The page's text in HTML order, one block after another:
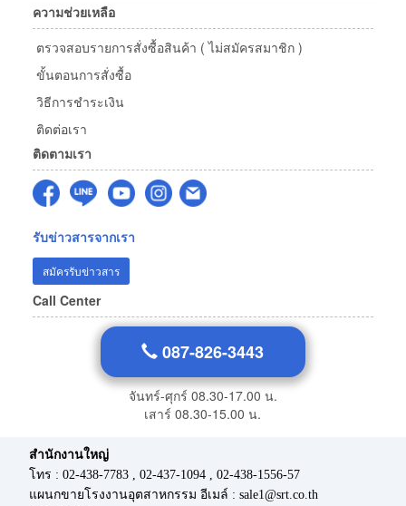
ความช่วยเหลือ
ตรวจสอบรายการสั่งซื้อสินค้า ( ไม่สมัครสมาชิก )
ขั้นตอนการสั่งซื้อ
วิธีการชำระเงิน
ติดต่อเรา
ติดตามเรา
รับข่าวสารจากเรา
สมัครรับข่าวสาร
Call Center
087-826-3443
จันทร์-ศุกร์ 08.30-17.00 น.
เสาร์ 08.30-15.00 น.
สำนักงานใหญ่
โทร : 02-438-7783 , 02-437-1094 , 02-438-1556-57
แผนกขายโรงงานอุตสาหกรรม อีเมล์ : sale1@srt.co.th